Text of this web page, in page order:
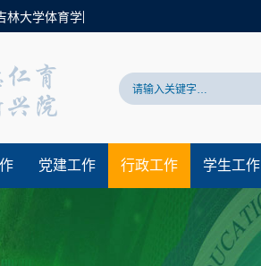
大学体育学院官方网站！
党建工作 行政工作 学生工作